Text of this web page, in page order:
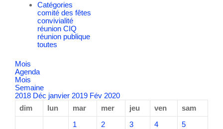
Catégories
comité des fêtes
convivialité
réunion CIQ
réunion publique
toutes
Mois
Agenda
Mois
Semaine
2018 Déc janvier 2019 Fév 2020
dim
lun mar mer jeu ven
sam
1
2 3 4
5